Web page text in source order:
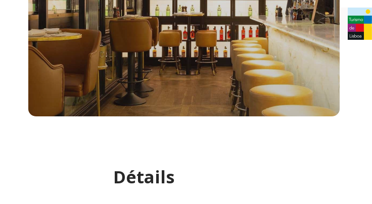
Détails